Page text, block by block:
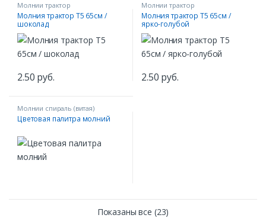
Молнии трактор
Молния трактор Т5 65см /
шоколад
2.50 руб.
Молнии трактор
Молния трактор Т5 65см /
ярко-голубой
2.50 руб.
Молнии спираль (витая)
Цветовая палитра молний
Показаны все (23)